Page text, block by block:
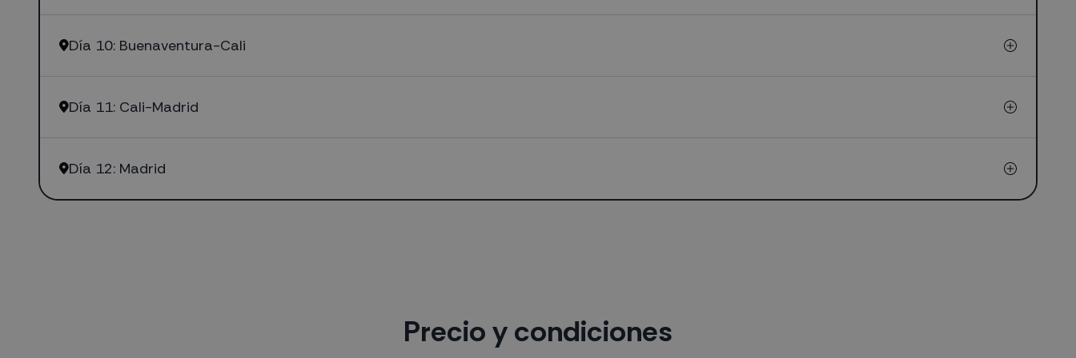
Día 10: Buenaventura-Cali
Día 11: Cali-Madrid
Día 12: Madrid
Precio y condiciones